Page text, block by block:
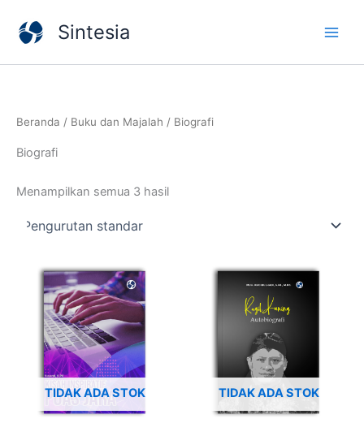
konten
Sintesia
Beranda / Buku dan Majalah / Biografi
Biografi
Menampilkan semua 3 hasil
TIDAK ADA STOK TIDAK ADA STOK